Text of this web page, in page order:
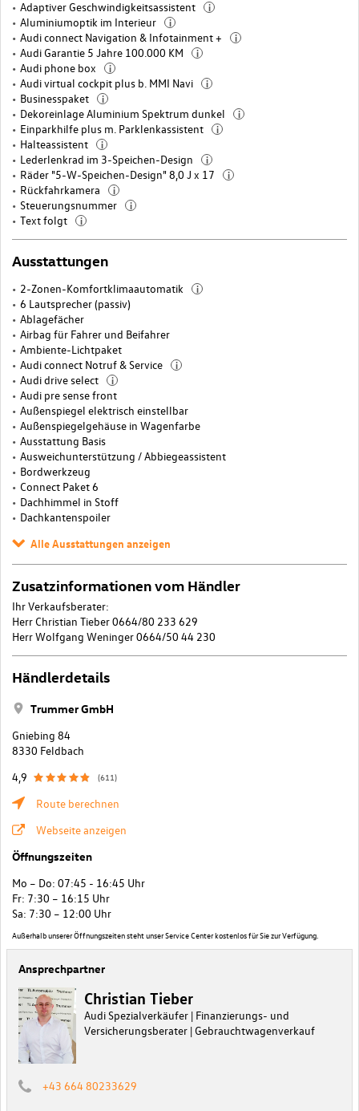
Adaptiver Geschwindigkeitsassistent i
Aluminiumoptik im Interieur i
Audi connect Navigation & Infotainment + i
Audi Garantie 5 Jahre 100.000 KM i
Audi phone box i
Audi virtual cockpit plus b. MMI Navi i
Businesspaket i
Dekoreinlage Aluminium Spektrum dunkel i
Einparkhilfe plus m. Parklenkassistent i
Halteassistent i
Lederlenkrad im 3-Speichen-Design i
Räder "5-W-Speichen-Design" 8,0 J x 17 i
Rückfahrkamera i
Steuerungsnummer i
Text folgt i
Ausstattungen
2-Zonen-Komfortklimaautomatik i
6 Lautsprecher (passiv)
Ablagefächer
Airbag für Fahrer und Beifahrer
Ambiente-Lichtpaket
Audi connect Notruf & Service
i
Audi drive select i
Audi pre sense front
Außenspiegel elektrisch einstellbar
Außenspiegelgehäuse in Wagenfarbe
Ausstattung Basis
Ausweichunterstützung / Abbiegeassistent
Bordwerkzeug
Connect Paket 6
Dachhimmel in Stoff
Dachkantenspoiler
Alle Ausstattungen anzeigen
Zusatzinformationen vom Händler
Ihr Verkaufsberater:
Herr Christian Tieber 0664/80 233 629
Herr Wolfgang Weninger 0664/50 44 230
Händlerdetails
Trummer GmbH
Gniebing 84
8330 Feldbach
4,9
(611)
Route berechnen
Webseite anzeigen
Öffnungszeiten
Mo – Do: 07:45 - 16:45 Uhr
Fr: 7:30 – 16:15 Uhr
Sa: 7:30 – 12:00 Uhr
Außerhalb unserer Öffnungszeiten steht unser Service Center kostenlos für Sie zur Verfügung.
Ansprechpartner
Christian Tieber
Audi Spezialverkäufer | Finanzierungs- und
Versicherungsberater | Gebrauchtwagenverkauf
+43 664 80233629